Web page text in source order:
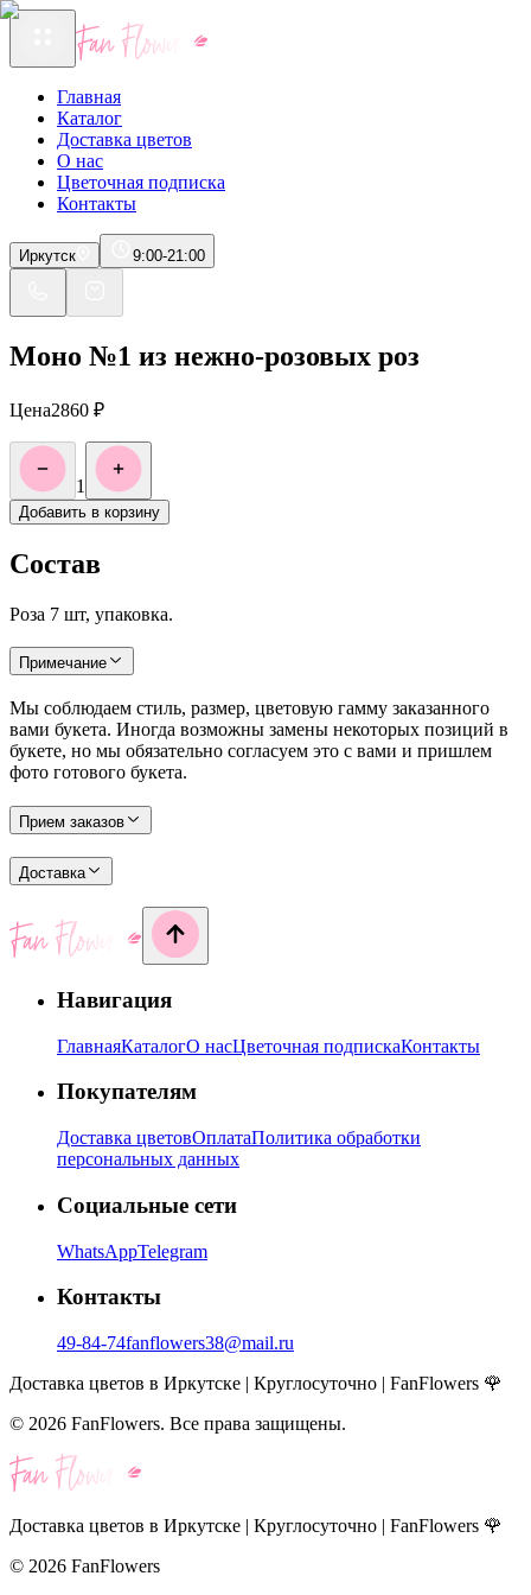
Главная
Каталог
Доставка цветов
О нас
Цветочная подписка
Контакты
Иркутск 9:00-21:00
Моно №1 из нежно-розовых роз
Цена2860 ₽
1
Добавить в корзину
Состав
Роза 7 шт, упаковка.
Примечание
Мы соблюдаем стиль, размер, цветовую гамму заказанного
вами букета. Иногда возможны замены некоторых позиций в
букете, но мы обязательно согласуем это с вами и пришлем
фото готового букета.
Прием заказов
Доставка
Навигация
ГлавнаяКаталогО насЦветочная подпискаКонтакты
Покупателям
Доставка цветовОплатаПолитика обработки
персональных данных
Социальные сети
WhatsAppTelegram
Контакты
49-84-74fanflowers38@mail.ru
Доставка цветов в Иркутске | Круглосуточно | FanFlowers 🌹
© 2026 FanFlowers. Все права защищены.
Доставка цветов в Иркутске | Круглосуточно | FanFlowers 🌹
© 2026 FanFlowers